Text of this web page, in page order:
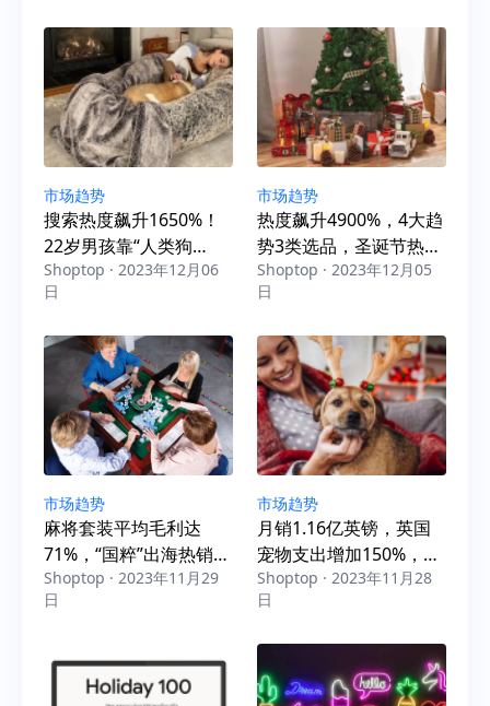
市场趋势
搜索热度飙升1650%！
22岁男孩靠“人类狗
床”年入100万美金
Shoptop · 2023年12月06
日
市场趋势
热度飙升4900%，4大趋
势3类选品，圣诞节热门
营销攻略出炉！
Shoptop · 2023年12月05
日
市场趋势
麻将套装平均毛利达
71%，“国粹”出海热销
80余国！
Shoptop · 2023年11月29
日
市场趋势
月销1.16亿英镑，英国
宠物支出增加150%，多
款产品持续热销
Shoptop · 2023年11月28
日